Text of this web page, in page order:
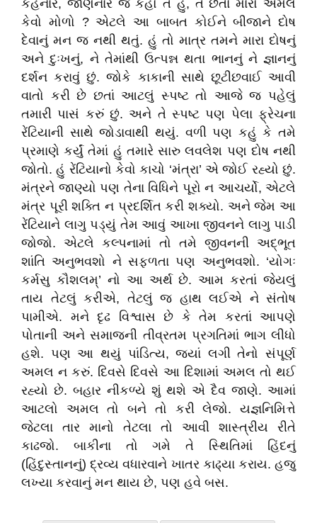
કહેનાર, જાણનાર જે કહો તે હું, તે છતાં મારો અમલ
કેવો મોળો ? એટલે આ બાબત કોઈને બીજાને દોષ
દેવાનું મન જ નથી થતું. હું તો માત્ર તમને મારા દોષનું
અને દુઃખનું, ને તેમાંથી ઉત્પન્ન થતા ભાનનું ને જ્ઞાનનું
દર્શન કરાવું છું. જોકે કાકાની સાથે છૂટીછવાઈ આવી
વાતો કરી છે છતાં આટલું સ્પષ્ટ તો આજે જ પહેલું
તમારી પાસં કરું છું. અને તે સ્પષ્ટ પણ પેલા ફ્રેચના
રેંટિયાની સાથે જોડાવાથી થયું. વળી પણ કહું કે તમે
પ્રમાણે કર્યું તેમાં હું તમારે સારુ લવલેશ પણ દોષ નથી
જોતો. હું રેંટિયાનો કેવો કાચો ‘મંત્રા’ એ જોઈ રહ્યો છું.
મંત્રને જાણ્યો પણ તેના વિધિને પૂરો ન આચર્યો, એટલે
મંત્ર પૂરી શક્તિ ન પ્રદર્શિત કરી શક્યો. અને જેમ આ
રેંટિયાને લાગુ પડ્યું તેમ આવું આખા જીવનને લાગુ પાડી
જોજો. એટલે કલ્પનામાં તો તમે જીવનની અદ્‌ભૂત
શાંતિ અનુભવશો ને સફળતા પણ અનુભવશો. ‘યોગઃ
કર્મસુ કૌશલમ્‌’ નો આ અર્થ છે. આમ કરતાં જેયલું
તાય તેટલું કરીએ, તેટલું જ હાથ લઈએ ને સંતોષ
પામીએ. મને દૃઢ વિશ્વાસ છે કે તેમ કરતાં આપણે
પોતાની અને સમાજની તીવ્રતમ પ્રગતિમાં ભાગ લીધો
હશે. પણ આ થયું પાંડિત્ય, જ્યાં લગી તેનો સંપૂર્ણ
અમલ ન કરું. દિવસે દિવસે આ દિશામાં અમલ તો થઈ
રહ્યો છે. બહાર નીકળ્યે શું થશે એ દૈવ જાણે. આમાં
આટલો અમલ તો બને તો કરી લેજો. યજ્ઞનિમિત્તે
જેટલા તાર માનો તેટલા તો આવી શાસ્ત્રીય રીતે
કાઢજો. બાકીના તો ગમે તે સ્થિતિમાં હિંદનું
(હિંદુસ્તાનનું) દ્રવ્ય વધારવાને ખાતર કાઢ્યા કરાય. હજુ
લખ્યા કરવાનું મન થાય છે, પણ હવે બસ.